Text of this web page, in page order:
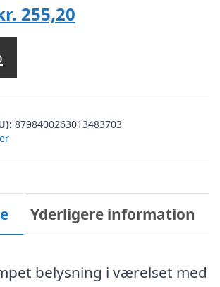
319,00.
255,20
kr. 255,20.
8798400263013483703
Yderligere information
belysning i værelset med